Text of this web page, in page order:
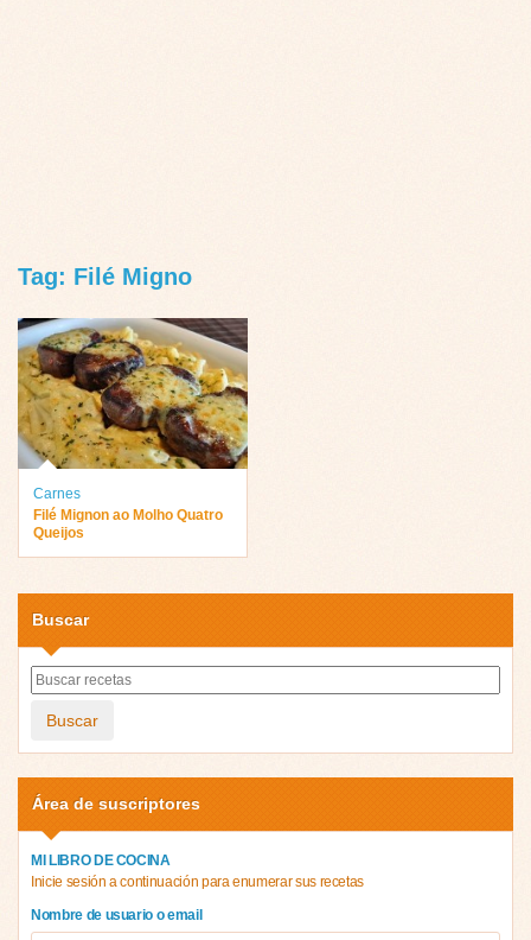
Tag: Filé Migno
Carnes
Filé Mignon ao Molho Quatro
Queijos
Buscar
Buscar
Área de suscriptores
MI LIBRO DE COCINA
Inicie sesión a continuación para enumerar sus recetas
Nombre de usuario o email